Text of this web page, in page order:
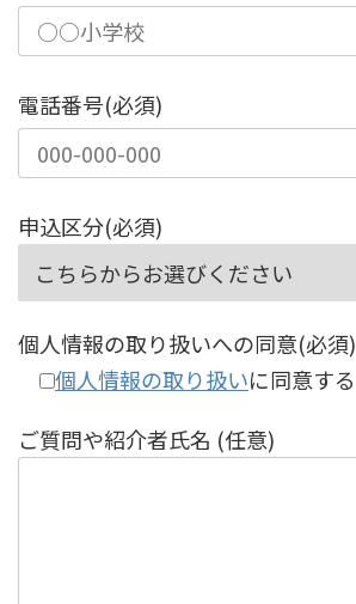
電話番号(必須)
申込区分(必須)
個人情報の取り扱いへの同意(必須)
個人情報の取り扱いに同意する
ご質問や紹介者氏名 (任意)